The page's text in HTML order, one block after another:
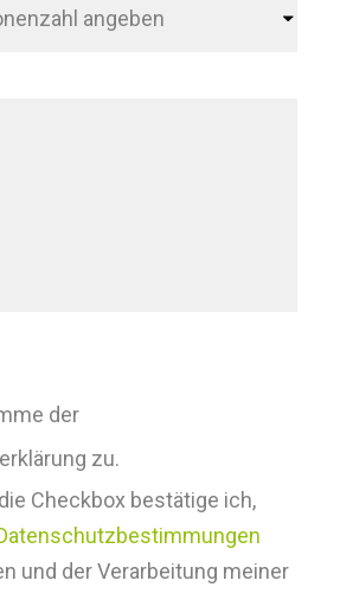
der
zu.
Checkbox bestätige ich,
und der Verarbeitung meiner